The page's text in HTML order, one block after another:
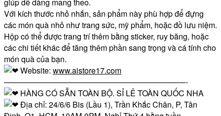
Với kích thước nhỏ nhắn, sản phẩm này phù hợp để đựng
các món quà nhỏ như trang sức, mỹ phẩm, hoặc đồ lưu niệm.
Hộp có thể được trang trí thêm bằng sticker, ruy băng, hoặc
các chi tiết khác để tăng thêm phần sang trọng và cá tính cho
món quà của bạn.
Website: www.aistore17.com
———————————————————————-
HÀNG CÓ SẴN TOÀN BỘ. SỈ LẺ TOÀN QUỐC NHA
Địa chỉ: 24/6/6 Bis (Lầu 1), Trần Khắc Chân, P, Tân